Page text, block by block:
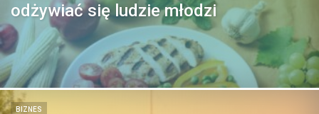
odżywiać się ludzie młodzi
BIZNES